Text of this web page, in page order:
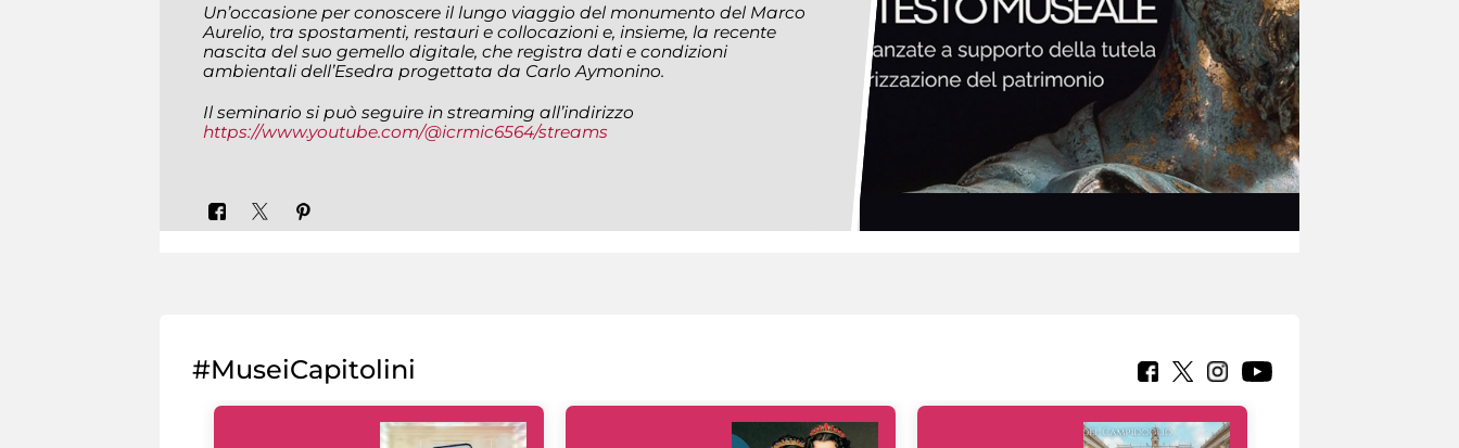
Un’occasione per conoscere il lungo viaggio del monumento del Marco
Aurelio, tra spostamenti, restauri e collocazioni e, insieme, la recente
nascita del suo gemello digitale, che registra dati e condizioni
ambientali dell’Esedra progettata da Carlo Aymonino.
Il seminario si può seguire in streaming all’indirizzo
https://www.youtube.com/@icrmic6564/streams
#MuseiCapitolini